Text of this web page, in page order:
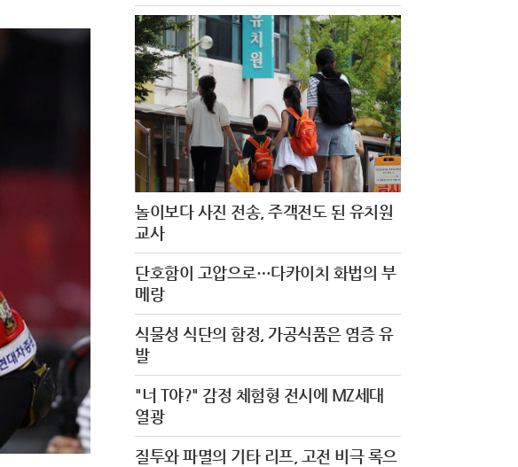
놀이보다 사진 전송, 주객전도 된 유치원
교사
단호함이 고압으로…다카이치 화법의 부
메랑
식물성 식단의 함정, 가공식품은 염증 유
발
"너 T야?" 감정 체험형 전시에 MZ세대
열광
질투와 파멸의 기타 리프, 고전 비극 록으